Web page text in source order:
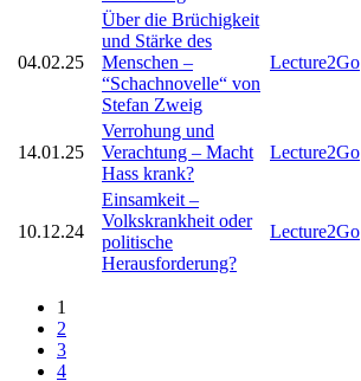
04.02.25
Über die Brüchigkeit
und Stärke des
Menschen –
“Schachnovelle“ von
Stefan Zweig
Lecture2Go
14.01.25
Verrohung und
Verachtung – Macht
Hass krank?
Lecture2Go
10.12.24
Einsamkeit –
Volkskrankheit oder
politische
Herausforderung?
Lecture2Go
1
2
3
4